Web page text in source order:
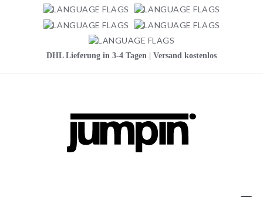
DHL Lieferung in 3-4 Tagen | Versand kostenlos